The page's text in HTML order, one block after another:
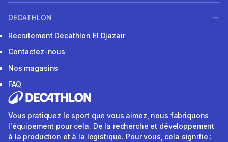
DECATHLON
Recrutement Decathlon El Djazair
Contactez-nous
Nos magasins
FAQ
Vous pratiquez le sport que vous aimez, nous fabriquons
l'équipement pour cela. De la recherche et développement
à la production et à la logistique. Pour vous, cela signifie :